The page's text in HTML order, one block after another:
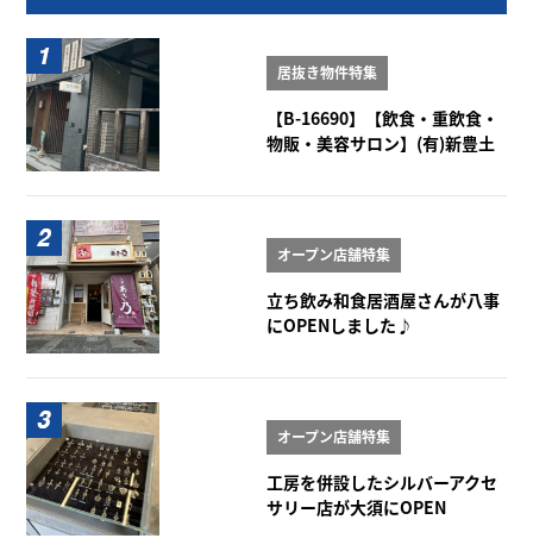
居抜き物件特集
【B-16690】【飲食・重飲食・
物販・美容サロン】(有)新豊土
オープン店舗特集
立ち飲み和食居酒屋さんが八事
にOPENしました♪
オープン店舗特集
工房を併設したシルバーアクセ
サリー店が大須にOPEN